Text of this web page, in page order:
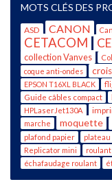
MOTS CLÉS DES
ASD CANON
CETACOM
collection Vanves
coque anti-ondes
EPSON T16XL BLACK
Guide câbles compact
HPLaserJet130A
marche moquette
plafond papier plateau
Replicator mini roulant
échafaudage roulant